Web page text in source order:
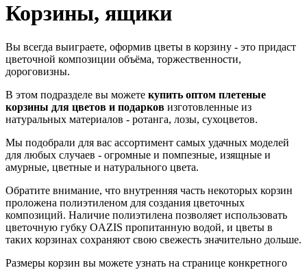
Корзины, ящики
Вы всегда выиграете, оформив цветы в корзину - это придаст
цветочной композиции объёма, торжественности,
дороговизны.
В этом подразделе вы можете купить оптом плетеные
корзины для цветов и подарков изготовленные из
натуральных материалов - ротанга, лозы, сухоцветов.
Мы подобрали для вас ассортимент самых удачных моделей
для любых случаев - огромные и помпезные, изящные и
амурные, цветные и натурального цвета.
Обратите внимание, что внутренняя часть некоторых корзин
проложена полиэтиленом для создания цветочных
композиций. Наличие полиэтилена позволяет использовать
цветочную губку OAZIS пропитанную водой, и цветы в
таких корзинах сохраняют свою свежесть значительно дольше.
Размеры корзин вы можете узнать на странице конкретного